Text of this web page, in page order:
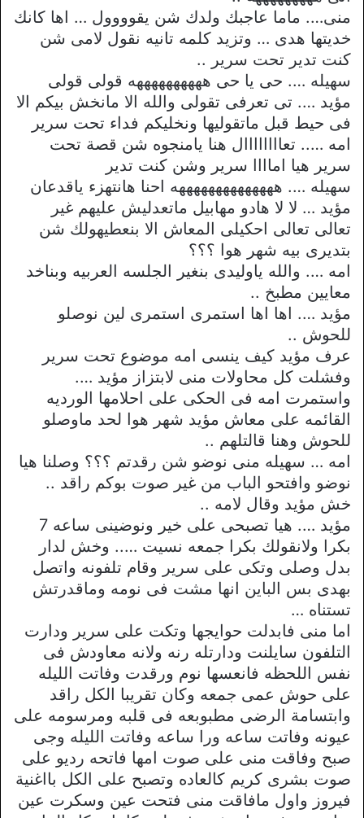
منى…. ماما عاجبك ولدك شن يقوووول … اها كانك
خديتها هدى … وتزيد كلمه تانيه نقول لامى شن
كنت تدير تحت سرير ..
سهيله …. حى يا حى ههههههههههه قولى قولى
مؤيد …. تى تعرفى تقولى والله الا مانخش بيكم الا
فى حيط قبل ماتقوليها ونخليكم فداء تحت سرير
امه ….. تعاااااااال هنا يامنجوه شن قصة تحت
سرير هيا اماااا سرير وشن كنت تدير
سهيله …. ههههههههههههههه احنا هانتهزء ياقدعان
مؤيد … لا لا هادو مهابيل ماتعدليش عليهم غير
تعالى تعالى احكيلى المعاش الا بنعطيهولك شن
بتديرى بيه شهر هوا ؟؟؟
امه …. والله ياوليدى بنغير الجلسه العربيه وبناخد
معايين مطبخ ..
مؤيد …. اها اها استمرى استمرى لين نوصلو
للحوش ..
عرف مؤيد كيف ينسى امه موضوع تحت سرير
وفشلت كل محاولات منى لابتزاز مؤيد ….
واستمرت امه فى الحكى على احلامها الورديه
القائمه على معاش مؤيد شهر هوا لحد ماوصلو
للحوش وهنا قالتلهم ..
امه … سهيله منى نوضو شن رقدتم ؟؟؟ وصلنا هيا
نوضو وافتحو الباب من غير صوت بوكم راقد ..
خش مؤيد وقال لامه ..
مؤيد …. هيا تصبحى على خير ونوضينى ساعه 7
بكرا ولانقولك بكرا جمعه نسيت ….. وخش لدار
بدل وصلى وتكى على سرير وقام تلفونه واتصل
بهدى بس الباين انها مشت فى نومه وماقدرتش
تستناه …
اما منى فابدلت حوايجها وتكت على سرير ودارت
التلفون سايلنت ودارتله رنه ولانه معاودش فى
نفس اللحظه فانعسها نوم ورقدت وفاتت الليله
على حوش عمى جمعه وكان تقريبا الكل راقد
وابتسامة الرضى مطبوبعه فى قلبه ومرسومه على
عيونه وفاتت ساعه ورا ساعه وفاتت الليله وجى
صبح وفاقت منى على صوت امها فاتحه رديو على
صوت بشرى كريم كالعاده وتصبح على الكل بااغنية
فيروز واول مافاقت منى فتحت عين وسكرت عين